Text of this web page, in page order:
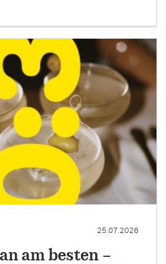
25.07.2026
am besten –